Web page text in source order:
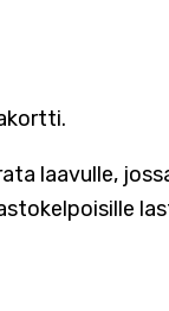
laavulle,